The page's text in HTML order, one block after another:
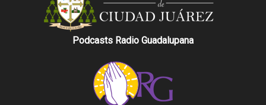
Podcasts Radio Guadalupana